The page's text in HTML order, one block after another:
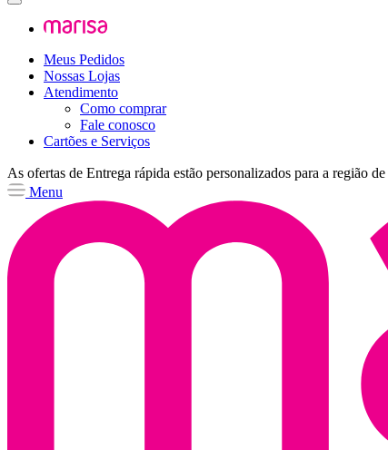
Meus Pedidos
Nossas Lojas
Atendimento
Como comprar
Fale conosco
Cartões e Serviços
As ofertas de Entrega rápida estão personalizados para a região de
Menu